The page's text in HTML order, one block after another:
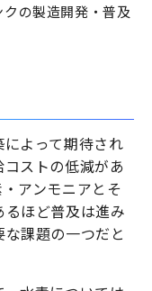
の製造開発・普及
よって期待され
ストの低減があ
アンモニアとそ
ほど普及は進み
課題の一つだと